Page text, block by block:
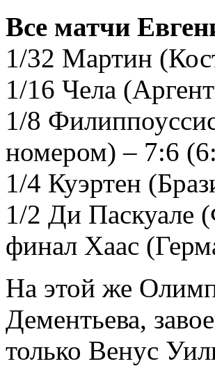
Все матчи
1/32 Мартин
1/16 Чела
1/8
номером) – 7:6
1/4 Куэртен
1/2 Ди Паскуале
финал Хаас
На этой же
Дементьева,
только Венус